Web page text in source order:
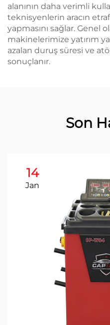
alanının daha verimli
teknisyenlerin aracın
yapmasını sağlar. Genel
makinelerimize yatırım
azalan duruş süresi ve
sonuçlanır.
Son
14
Jan